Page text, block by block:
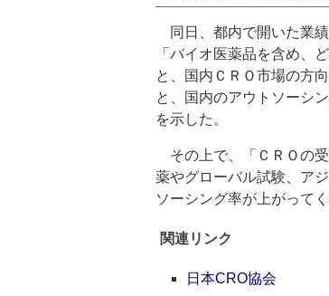
同日、都内で開いた業績
「バイオ医薬品を含め、
と、国内ＣＲＯ市場の方
と、国内のアウトソーシ
を示した。
その上で、「ＣＲＯの
薬やグローバル試験、ア
ソーシング率が上がって
関連リンク
日本CRO協会